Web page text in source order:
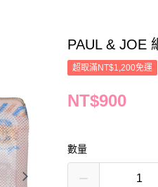
PAUL & JOE
超取滿NT$1,200免運
NT$900
數量